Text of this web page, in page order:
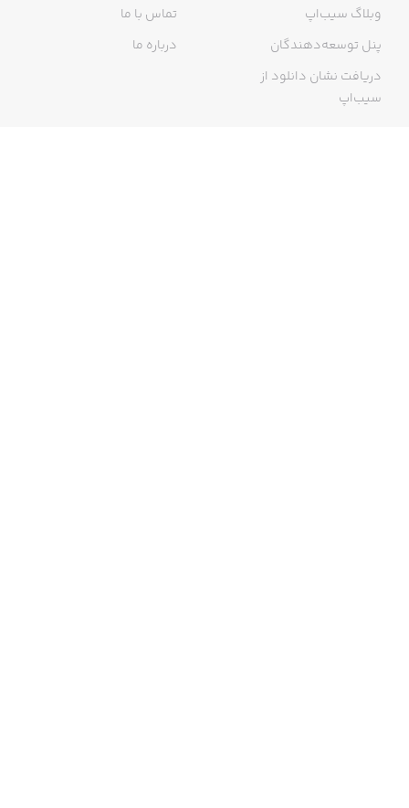
وبلاگ سیب‌اپ
پنل توسعه‌دهندگان
دریافت نشان دانلود از
سیب‌اپ
تماس با ما
درباره ما